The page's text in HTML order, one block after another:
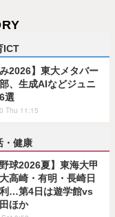
ICT
み2026】東大メタバー
、生成AIなどジュニ
選
Thu 11:15
・健康
野球2026夏】東海大甲
高崎・有明・長崎日
…第4日は遊学館vs
ほか